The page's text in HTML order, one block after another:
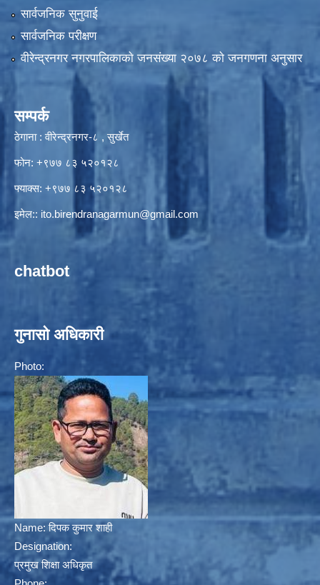
सार्वजनिक सुनुवाई
सार्वजनिक परीक्षण
वीरेन्द्रनगर नगरपालिकाकाे जनसंख्या २०७८ काे जनगणना अनुसार
सम्पर्क
ठेगाना : वीरेन्द्रनगर-८ , सुर्खेत
फोन: +९७७ ८३ ५२०१२८
फ्याक्स: +९७७ ८३ ५२०१२८
इमेल:: ito.birendranagarmun@gmail.com
chatbot
गुनासो अधिकारी
Photo:
Name:दिपक कुमार शाही
Designation:
प्रमुख शिक्षा अधिकृत